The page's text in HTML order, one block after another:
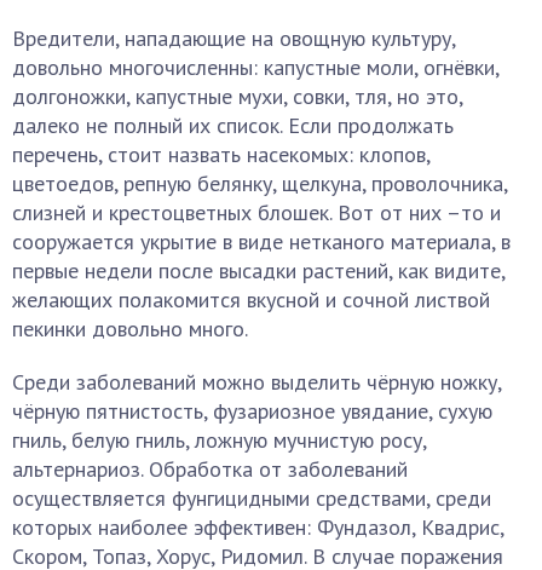
Вредители, нападающие на овощную культуру,
довольно многочисленны: капустные моли, огнёвки,
долгоножки, капустные мухи, совки, тля, но это,
далеко не полный их список. Если продолжать
перечень, стоит назвать насекомых: клопов,
цветоедов, репную белянку, щелкуна, проволочника,
слизней и крестоцветных блошек. Вот от них –то и
сооружается укрытие в виде нетканого материала, в
первые недели после высадки растений, как видите,
желающих полакомится вкусной и сочной листвой
пекинки довольно много.
Среди заболеваний можно выделить чёрную ножку,
чёрную пятнистость, фузариозное увядание, сухую
гниль, белую гниль, ложную мучнистую росу,
альтернариоз. Обработка от заболеваний
осуществляется фунгицидными средствами, среди
которых наиболее эффективен: Фундазол, Квадрис,
Скором, Топаз, Хорус, Ридомил. В случае поражения